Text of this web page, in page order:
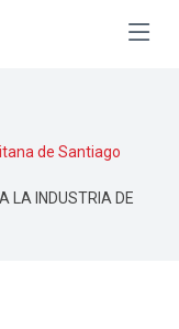
de Santiago
LA INDUSTRIA DE